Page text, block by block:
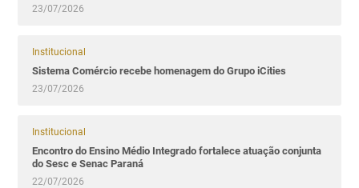
23/07/2026
Institucional
Sistema Comércio recebe homenagem do Grupo iCities
23/07/2026
Institucional
Encontro do Ensino Médio Integrado fortalece atuação conjunta
do Sesc e Senac Paraná
22/07/2026